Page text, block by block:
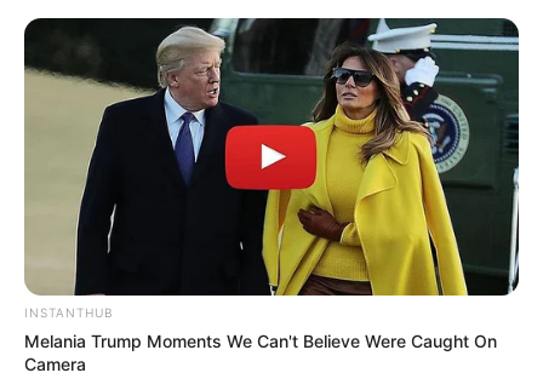
INSTANTHUB
Melania Trump Moments We Can't Believe Were Caught On
Camera